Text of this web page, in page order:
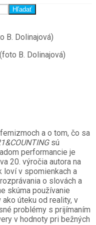
Hľadať
B. Dolinajová)
a o tom, čo sa
sú
performancie je
20. výročia autora na
loví v spomienkach a
o slovách a
skúma používanie
úteku od reality, v
problémy s prijímaním
v hodnoty pri bežných